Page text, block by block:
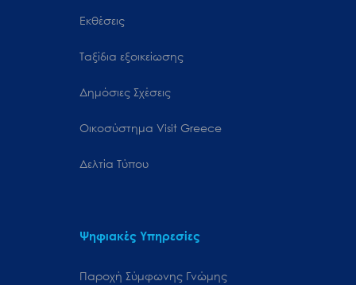
Εκθέσεις
Ταξίδια εξοικείωσης
Δημόσιες Σχέσεις
Oικοσύστημα Visit Greece
Δελτία Τύπου
Ψηφιακές Υπηρεσίες
Παροχή Σύμφωνης Γνώμης